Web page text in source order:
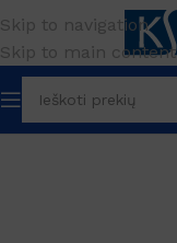
Skip to navigation
Skip to main content
Pradžia Įrankiai